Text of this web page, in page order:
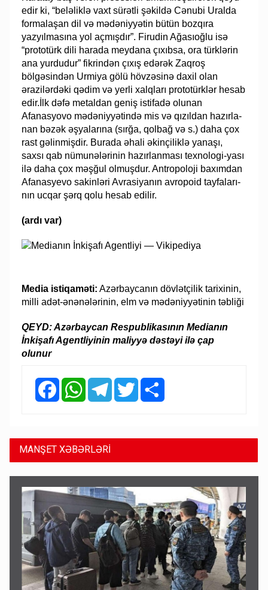
edir ki, “beləliklə vaxt sürətli şə­kildə Cə­nubi Uralda
formalaşan dil və mədəniyyətin bütün bozqıra
yazyılmasına yol aç­mış­dır”. Firudin Ağasıoğlu isə
“prototürk dili harada meydana çıxıbsa, ora türk­­­lərin
ana yurdudur” fikrindən çıxış edərək Zaqroş
bölgəsindən Urmiya gölü höv­­zəsinə daxil olan
ərazilərdəki qədim və yerli xalqları prototürklər hesab
edir.İlk dəfə me­taldan geniş istifadə olunan
Afanasyovo mədəniyyətində mis və qızıldan ha­zır­la­
nan bəzək əşyalarına (sırğa, qolbağ və s.) daha çox
rast gəlinmişdir. Burada əhali əkin­çiliklə yanaşı,
saxsı qab nümunələrinin hazırlanması texno­logi-ya­­sı
ilə daha çox məşğul olmuşdur. Antropoloji baxımdan
Afanasyevo sakinləri Av­rasi­ya­nın av­ro­­poid tay­fa­la­rı­
nın ucqar şərq qolu hesab edilir.
(ardı var)
Media istiqaməti: Azərbaycanın dövlətçilik tarixinin,
milli adət-ənənələrinin, elm və mədəniyyətinin təbliği
QEYD: Azərbaycan Respublikasının Medianın
İnkişafı Agentliyinin maliyyə dəstəyi ilə çap
olunur
FacebookWhatsAppTelegramTwitter
MANŞET XƏBƏRLƏRİ